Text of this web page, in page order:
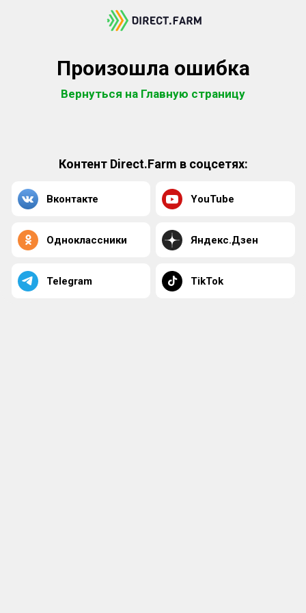
Произошла ошибка
Вернуться на Главную страницу
Контент Direct.Farm в соцсетях:
Вконтакте YouTube
Одноклассники Яндекс.Дзен
Telegram TikTok